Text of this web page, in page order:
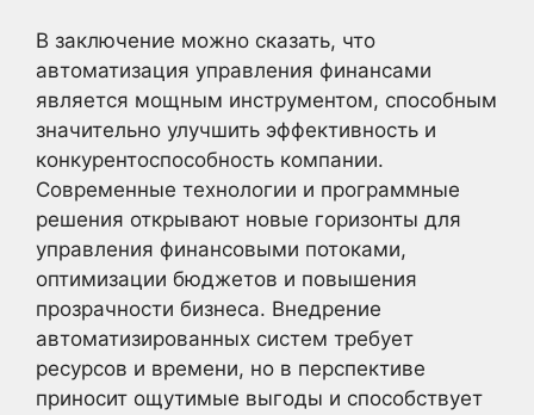
В заключение можно сказать, что
автоматизация управления финансами
является мощным инструментом, способным
значительно улучшить эффективность и
конкурентоспособность компании.
Современные технологии и программные
решения открывают новые горизонты для
управления финансовыми потоками,
оптимизации бюджетов и повышения
прозрачности бизнеса. Внедрение
автоматизированных систем требует
ресурсов и времени, но в перспективе
приносит ощутимые выгоды и способствует